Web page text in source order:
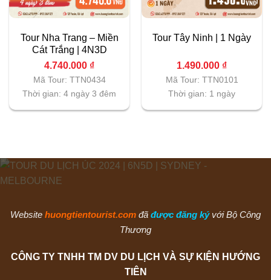
Tour Nha Trang – Miền
Cát Trắng | 4N3D
4.740.000 ₫
Mã Tour: TTN0434
Thời gian: 4 ngày 3 đêm
Tour Tây Ninh | 1 Ngày
1.490.000 ₫
Mã Tour: TTN0101
Thời gian: 1 ngày
Website huongtientourist.com đã được đăng ký với Bộ Công
Thương
CÔNG TY TNHH TM DV DU LỊCH VÀ SỰ KIỆN HƯỚNG
TIÊN